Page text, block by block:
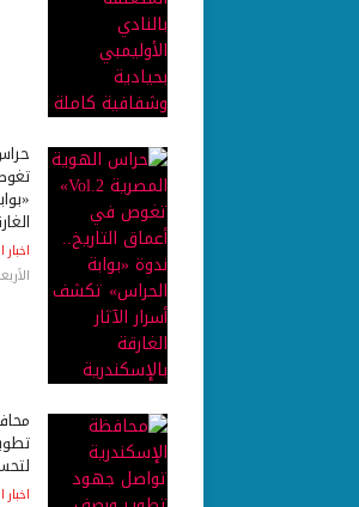
الأربعاء 05 أغسطس 2026